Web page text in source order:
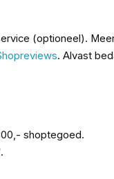
(optioneel).
. Alvast
shoptegoed.